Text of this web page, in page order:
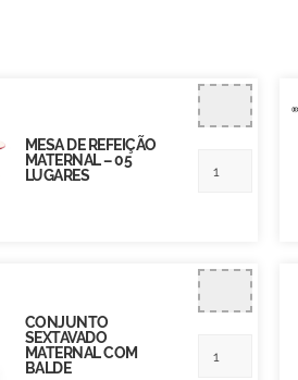
MESA DE REFEIÇÃO
MATERNAL – 05
LUGARES
CONJUNTO
SEXTAVADO
MATERNAL COM
BALDE